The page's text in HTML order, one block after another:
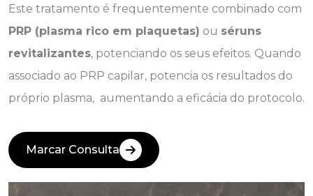
Este tratamento é frequentemente combinado com
PRP (plasma rico em plaquetas) ou séruns
revitalizantes, potenciando os seus efeitos. Quando
associado ao PRP capilar, potencia os resultados do
próprio plasma, aumentando a eficácia do protocolo.
Marcar Consulta